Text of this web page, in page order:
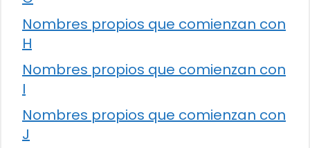
Nombres propios que comienzan con
H
Nombres propios que comienzan con
I
Nombres propios que comienzan con
J